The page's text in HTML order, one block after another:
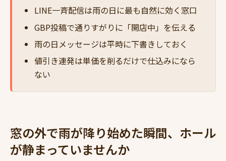
LINE一斉配信は雨の日に最も自然に効く窓口
GBP投稿で通りすがりに「開店中」を伝える
雨の日メッセージは平時に下書きしておく
値引き連発は単価を削るだけで仕込みになら
ない
窓の外で雨が降り始めた瞬間、ホール
が静まっていませんか